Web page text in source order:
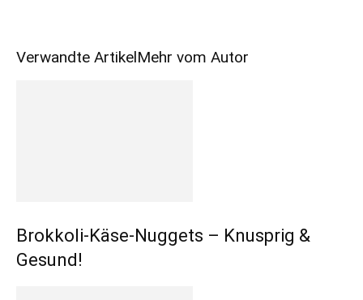
Verwandte ArtikelMehr vom Autor
Brokkoli-Käse-Nuggets – Knusprig &
Gesund!